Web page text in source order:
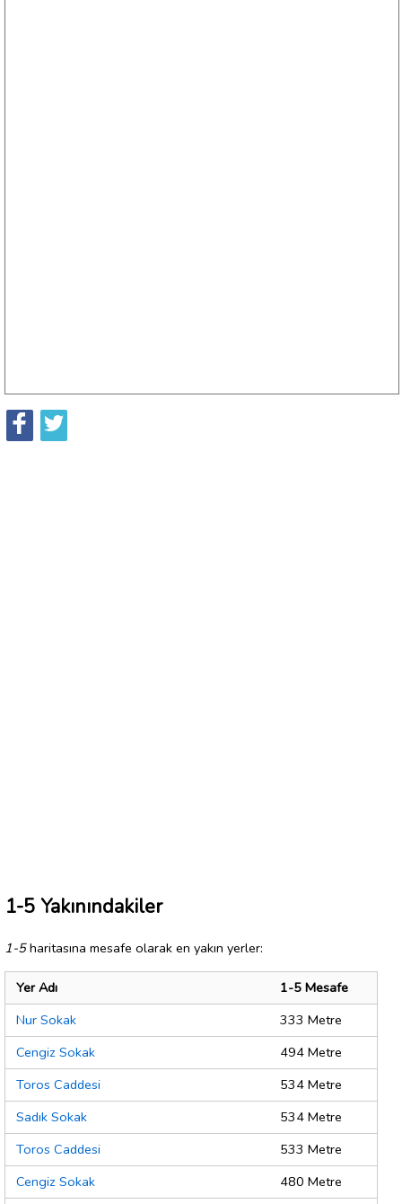
1-5 Yakınındakiler
1-5haritasına mesafe olarak en yakın yerler:
Yer Adı
1-5 Mesafe
Nur Sokak
333 Metre
Cengiz Sokak
494 Metre
Toros Caddesi
534 Metre
Sadık Sokak
534 Metre
Toros Caddesi
533 Metre
Cengiz Sokak
480 Metre